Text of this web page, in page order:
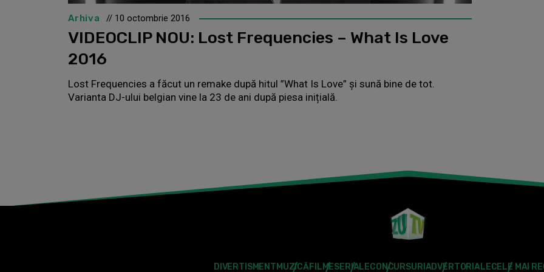
Arhiva // 10 octombrie 2016
VIDEOCLIP NOU: Lost Frequencies – What Is Love
2016
Lost Frequencies a făcut un remake după hitul ”What Is Love” și sună bine de tot.
Varianta DJ-ului belgian vine la 23 de ani după piesa inițială.
DIVERTISMENT MUZICĂFILMESERIALECONCURSURI ADVERTORIALECELE MAI